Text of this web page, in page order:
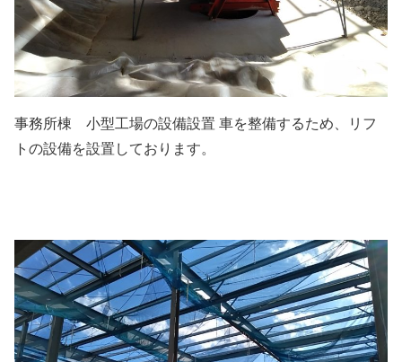
事務所棟 小型工場の設備設置 車を整備するため、リフ
トの設備を設置しております。